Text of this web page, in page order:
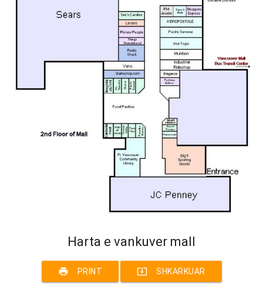
Harta e vankuver mall
print PRINT system_update_alt SHKARKUAR